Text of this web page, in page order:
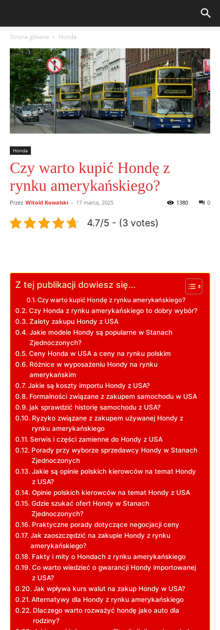
Strona główna Honda
Honda
Czy warto kupić Hondę z
rynku amerykańskiego?
Przez Witold Kowalski - 17 marca, 2025 0
1380
4.7/5 - (3 votes)
Z tej publikacji dowiesz się...
Czy warto kupić Hondę z rynku amerykańskiego?
Czy Honda z rynku amerykańskiego to dobry wybór?
Zalety zakupu Hondy z USA
Jakie modele Hondy są popularne w Stanach
Zjednoczonych?
Ceny Honda w USA a ceny na rynku polskim
Różnice w wyposażeniu Hondy na rynku
amerykańskim
Jakie są koszty importu Hondy z USA?
Formalności związane z zakupem samochodu w USA
jak sprawdzić historię samochodu z USA?
Ryzyko związane z zakupem używanej Hondy z
rynku amerykańskiego
Serwis i części zamienne do Hondy z USA
Porady przy wyborze sprzedawcy Hondy w Stanach
Zjednoczonych
Jakie są opinie polskich kierowców na temat Hondy
z USA?
Opinie polskich kierowców na temat Hondy z USA
Gdzie szukać ofert Hondy w Stanach
Zjednoczonych?
Praktyczne porady dotyczące negocjacji ceny
Jak zaoszczędzić na zakupie Hondy z rynku
amerykańskiego?
Fakty i mity o Hondach z rynku amerykańskiego
Co warto wiedzieć o gwarancji Hondy importowanej
z USA?
Jak wpływa kurs walut na zakup Hondy w USA?
Alternatywy dla Hondy z rynku amerykańskiego
Dlaczego warto rozważyć hondę jako auto dla
rodziny?